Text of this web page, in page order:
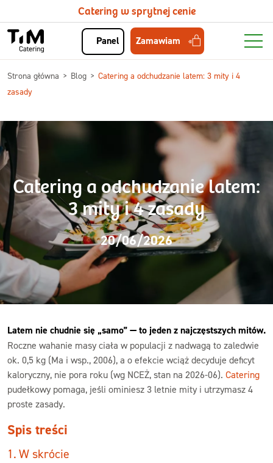
Catering w sprytnej cenie
Panel Zamawiam
Strona główna Blog
Catering a odchudzanie latem: 3 mity i 4
zasady
Catering a odchudzanie latem:
3 mity i 4 zasady
20/06/2026
Latem nie chudnie się „samo” — to jeden z najczęstszych mitów.
Roczne wahanie masy ciała w populacji z nadwagą to zaledwie
ok. 0,5 kg (Ma i wsp., 2006), a o efekcie wciąż decyduje deficyt
kaloryczny, nie pora roku (wg NCEŻ, stan na 2026-06). Catering
pudełkowy pomaga, jeśli ominiesz 3 letnie mity i utrzymasz 4
proste zasady.
Spis treści
W skrócie